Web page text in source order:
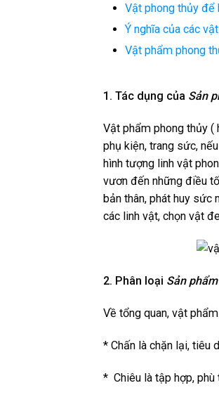
Vật phong thủy để
Ý nghĩa của các
Vật phẩm phong
1. Tác dụng của Sản
Vật phẩm phong thủy (
phụ kiện, trang sức,
hình tượng linh vật
vươn đến những điều
bản thân, phát huy sức
các linh vật, chọn vật
2. Phân loại Sản
Về tổng quan, vật
* Chấn là chặn lại, tiêu
* Chiêu là tập hợp, phù